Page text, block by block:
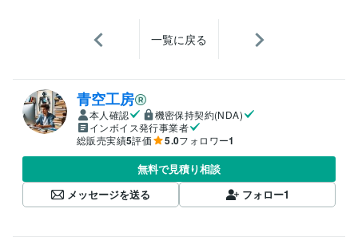
一覧に戻る
青空工房
本人確認
機密保持契約(NDA)
インボイス発行事業者
総販売実績5評価 5.0フォロワー1
無料で見積り相談
メッセージを送る
フォロー1